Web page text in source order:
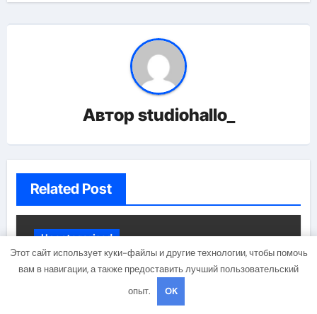
Авторstudiohallo_
Related Post
Uncategorised
Этот сайт использует куки-файлы и другие технологии, чтобы помочь
вам в навигации, а также предоставить лучший пользовательский
опыт.
OK